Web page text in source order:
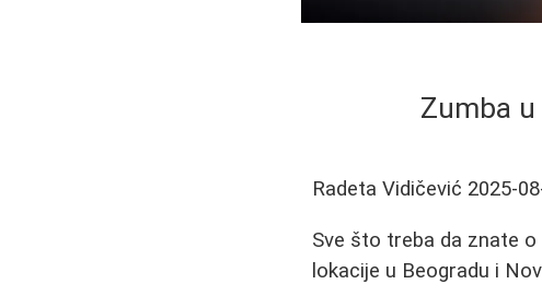
Zumba
Radeta Vidičević 2025-
Sve što treba da znate
lokacije u Beogradu i